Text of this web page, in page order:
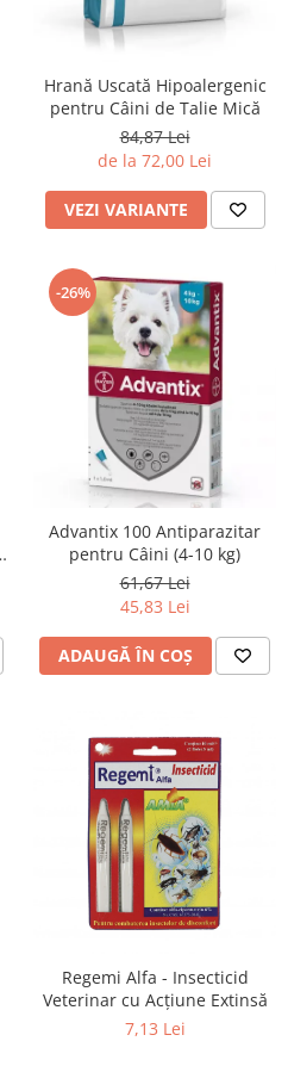
Hrană Uscată Hipoalergenic
pentru Câini de Talie Mică
84,87 Lei
de la 72,00 Lei
VEZI VARIANTE
-26%
Advantix 100 Antiparazitar
pentru Câini (4-10 kg)
61,67 Lei
45,83 Lei
ADAUGĂ ÎN COȘ
Regemi Alfa - Insecticid
Veterinar cu Acțiune Extinsă
7,13 Lei